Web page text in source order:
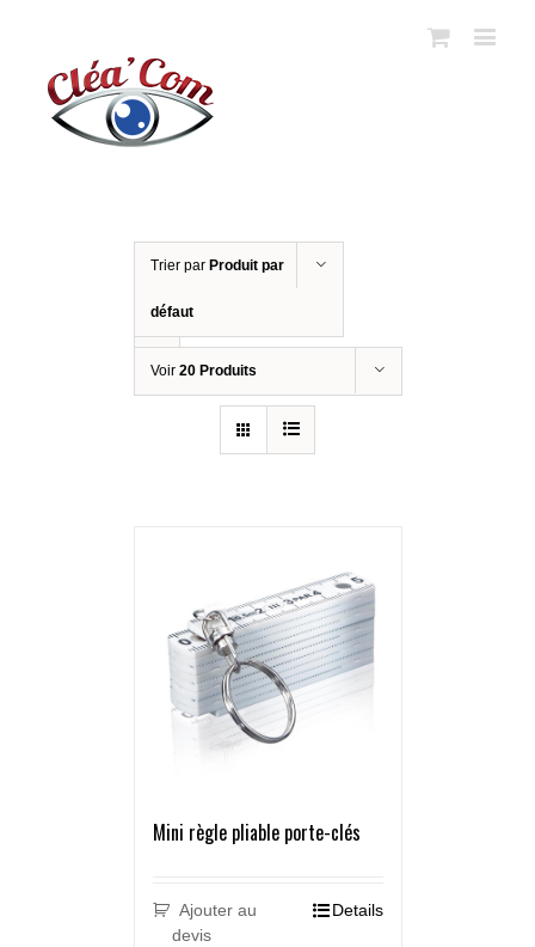
Trier par Produit par
défaut
Voir 20 Produits
Mini règle pliable porte-clés
Ajouter au
devis
Details